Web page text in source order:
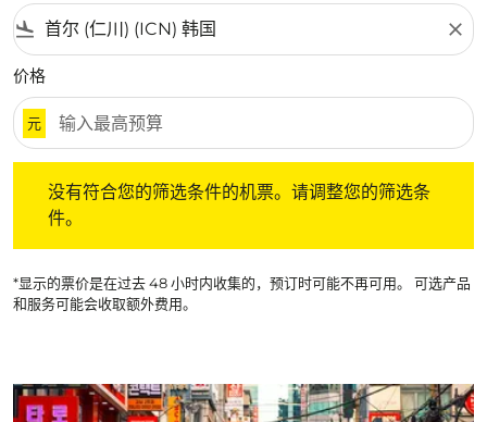
flight_land close
价格
元
没有符合您的筛选条件的机票。请调整您的筛选条
件。
*显示的票价是在过去 48 小时内收集的，预订时可能不再可用。 可选产品
和服务可能会收取额外费用。